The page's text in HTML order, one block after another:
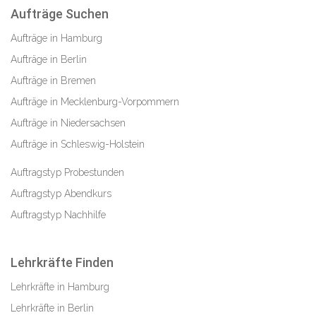
Aufträge Suchen
Aufträge in Hamburg
Aufträge in Berlin
Aufträge in Bremen
Aufträge in Mecklenburg-Vorpommern
Aufträge in Niedersachsen
Aufträge in Schleswig-Holstein
Auftragstyp Probestunden
Auftragstyp Abendkurs
Auftragstyp Nachhilfe
Lehrkräfte Finden
Lehrkräfte in Hamburg
Lehrkräfte in Berlin